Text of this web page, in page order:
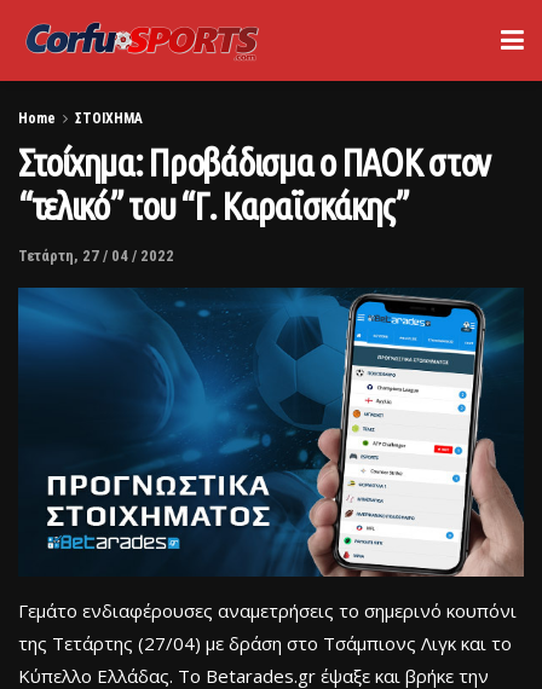
Home ΣΤΟΙΧΗΜΑ
Στοίχημα: Προβάδισμα ο ΠΑΟΚ στον
“τελικό” του “Γ. Καραϊσκάκης”
Τετάρτη, 27 / 04 / 2022
Γεμάτο ενδιαφέρουσες αναμετρήσεις το σημερινό κουπόνι
της Τετάρτης (27/04) με δράση στο Τσάμπιονς Λιγκ και το
Κύπελλο Ελλάδας. Το Betarades.gr έψαξε και βρήκε την